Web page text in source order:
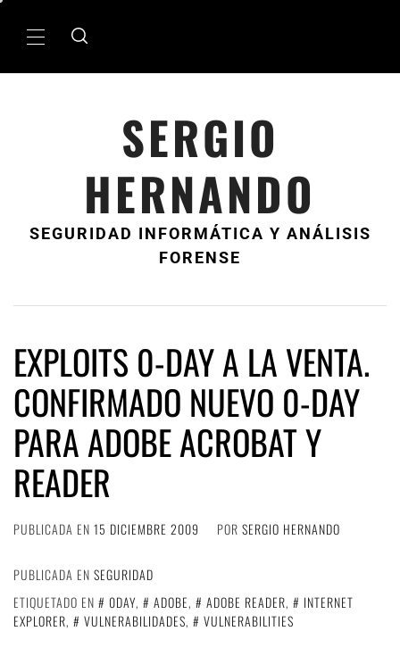
MenÃº
SERGIO
HERNANDO
SEGURIDAD INFORMÁTICA Y ANÁLISIS
FORENSE
EXPLOITS 0-DAY A LA VENTA.
CONFIRMADO NUEVO 0-DAY
PARA ADOBE ACROBAT Y
READER
PUBLICADA EN 15 DICIEMBRE 2009 POR SERGIO HERNANDO
PUBLICADA EN SEGURIDAD
ETIQUETADO EN
0DAY, ADOBE, ADOBE READER,
INTERNET
EXPLORER, VULNERABILIDADES, VULNERABILITIES